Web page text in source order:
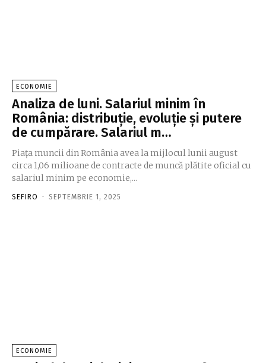
ECONOMIE
Analiza de luni. Salariul minim în
România: distribuţie, evoluţie şi putere
de cumpărare. Salariul m…
Piaţa muncii din România avea la mijlocul lunii august
circa 1,06 mi­lioane de contracte de muncă plătite oficial cu
salariul minim pe economie,...
SEFIRO - SEPTEMBRIE 1, 2025
ECONOMIE